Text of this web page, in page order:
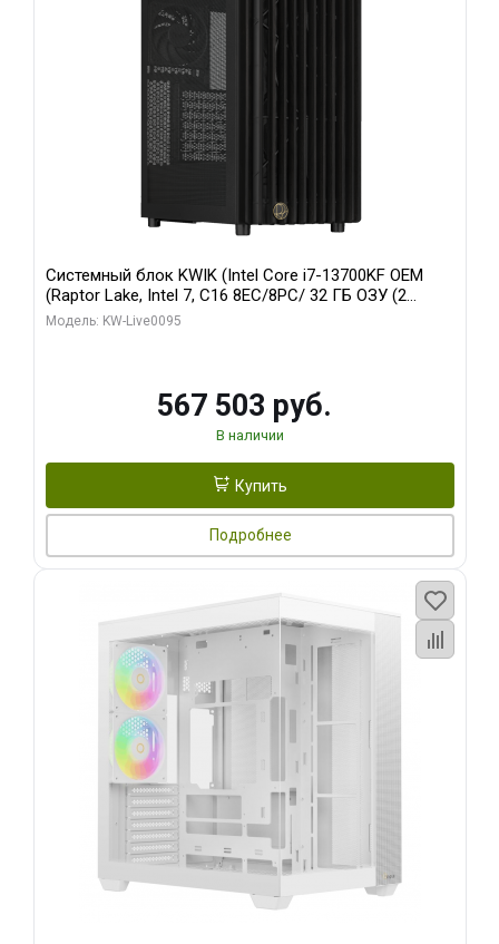
Системный блок KWIK (Intel Core i7-13700KF OEM
(Raptor Lake, Intel 7, C16 8EC/8PC/ 32 ГБ ОЗУ (2
модуля)/ Afox RTX4090 24GB GDDR6X 384-Bit 3xDP
Модель: KW-Live0095
567 503 руб.
В наличии
Купить
Подробнее